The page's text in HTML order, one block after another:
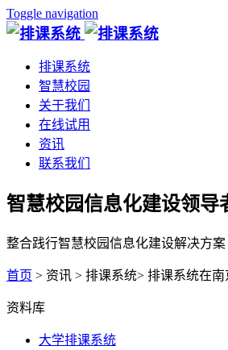
Toggle navigation
排课系统
智慧校园
关于我们
在线试用
资讯
联系我们
智慧校园信息化建设领导
整合践行智慧校园信息化建设解决方案
首页 > 资讯 > 排课系统> 排课系统在
资料库
大学排课系统